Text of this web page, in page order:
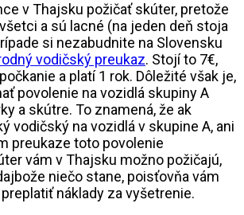
v Thajsku požičať skúter, pretože
a sú lacné (na jeden deň stoja
si nezabudnite na Slovensku
vodičský preukaz. Stojí to 7€,
a platí 1 rok. Dôležité však je,
povolenie na vozidlá skupiny A
a skútre. To znamená, že ak
vodičský na vozidlá v skupine A, ani
preukaze toto povolenie
vám v Thajsku možno požičajú,
niečo stane, poisťovňa vám
náklady za vyšetrenie.